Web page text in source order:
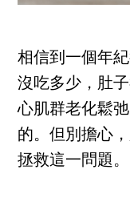
相信到一個年
沒吃多少，肚
心肌群老化鬆
的。但別擔心
拯救這一問題。